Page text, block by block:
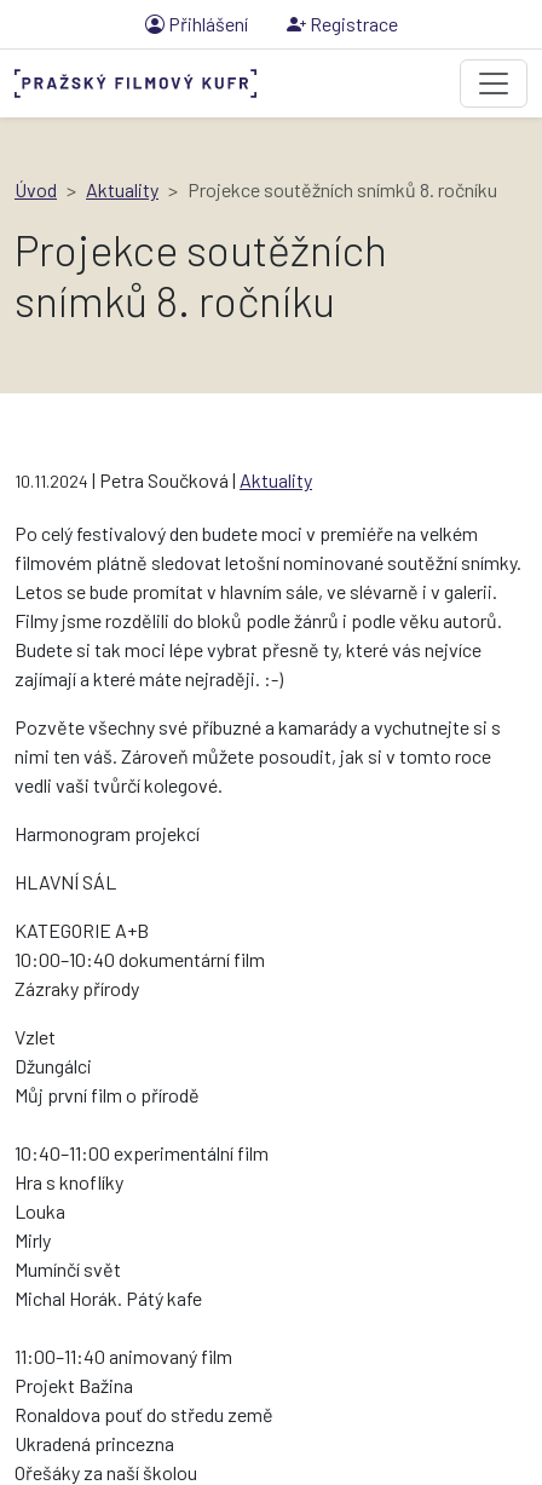
Přihlášení Registrace
Úvod Aktuality Projekce soutěžních snímků 8. ročníku
Projekce soutěžních
snímků 8. ročníku
10.11.2024 | Petra Součková | Aktuality
Po celý festivalový den budete moci v premiéře na velkém
filmovém plátně sledovat letošní nominované soutěžní snímky.
Letos se bude promítat v hlavním sále, ve slévarně i v galerii.
Filmy jsme rozdělili do bloků podle žánrů i podle věku autorů.
Budete si tak moci lépe vybrat přesně ty, které vás nejvíce
zajímají a které máte nejraději. :-)
Pozvěte všechny své příbuzné a kamarády a vychutnejte si s
nimi ten váš. Zároveň můžete posoudit, jak si v tomto roce
vedli vaši tvůrčí kolegové.
Harmonogram projekcí
HLAVNÍ SÁL
KATEGORIE A+B
10:00–10:40 dokumentární film
Zázraky přírody
Vzlet
Džungálci
Můj první film o přírodě
10:40–11:00 experimentální film
Hra s knoflíky
Louka
Mirly
Mumínčí svět
Michal Horák. Pátý kafe
11:00–11:40 animovaný film
Projekt Bažina
Ronaldova pouť do středu země
Ukradená princezna
Ořešáky za naší školou